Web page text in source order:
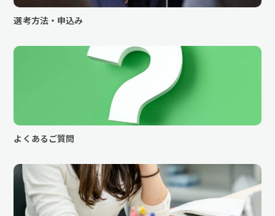
選考方法・申込み
よくあるご質問